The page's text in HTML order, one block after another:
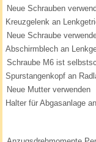
Neue Schrauben
Kreuzgelenk an
Neue Schraube
Abschirmblech an
Schraube M6 ist
Spurstangenkopf an
Neue Mutter verwenden
Halter für Abgasanlage